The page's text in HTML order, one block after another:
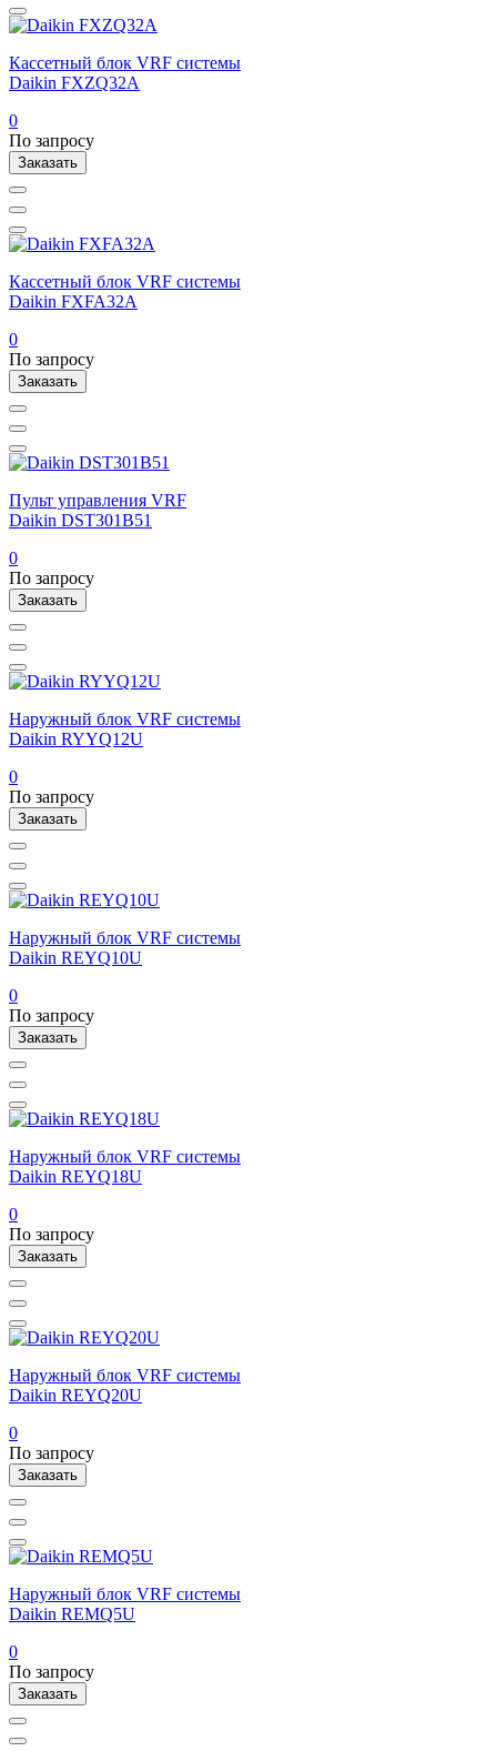
Кассетный блок VRF системы
Daikin FXZQ32A
0
По запросу
Заказать
Кассетный блок VRF системы
Daikin FXFA32A
0
По запросу
Заказать
Пульт управления VRF
Daikin DST301B51
0
По запросу
Заказать
Наружный блок VRF системы
Daikin RYYQ12U
0
По запросу
Заказать
Наружный блок VRF системы
Daikin REYQ10U
0
По запросу
Заказать
Наружный блок VRF системы
Daikin REYQ18U
0
По запросу
Заказать
Наружный блок VRF системы
Daikin REYQ20U
0
По запросу
Заказать
Наружный блок VRF системы
Daikin REMQ5U
0
По запросу
Заказать